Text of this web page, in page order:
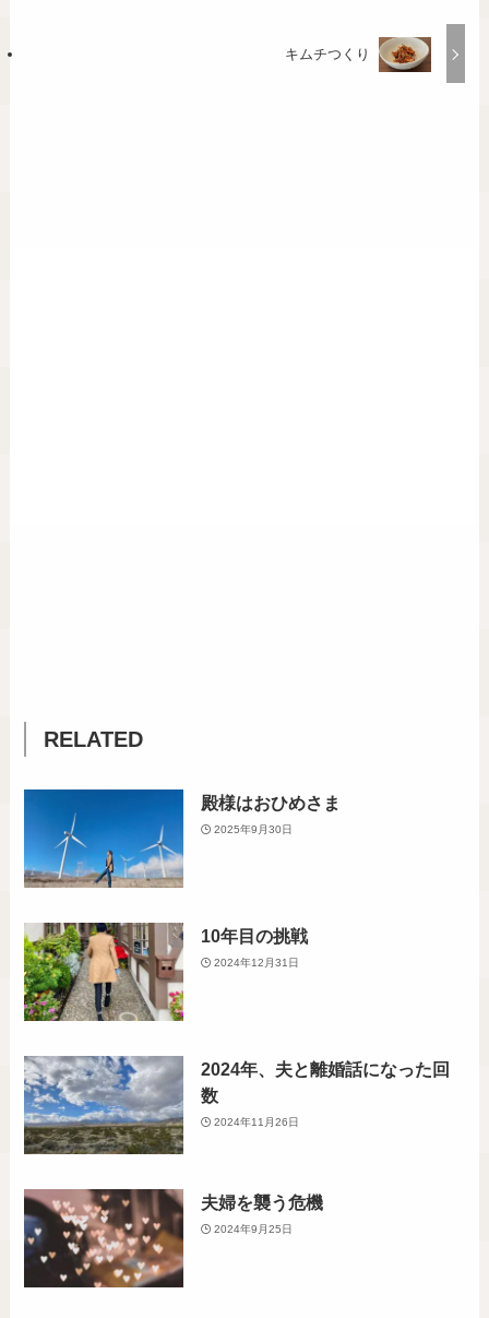
キムチつくり
RELATED
殿様はおひめさま
2025年9月30日
10年目の挑戦
2024年12月31日
2024年、夫と離婚話になった回
数
2024年11月26日
夫婦を襲う危機
2024年9月25日